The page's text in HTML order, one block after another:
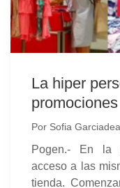
La hiper
Por Sofia
Pogen.- En la
acceso a las
tienda.